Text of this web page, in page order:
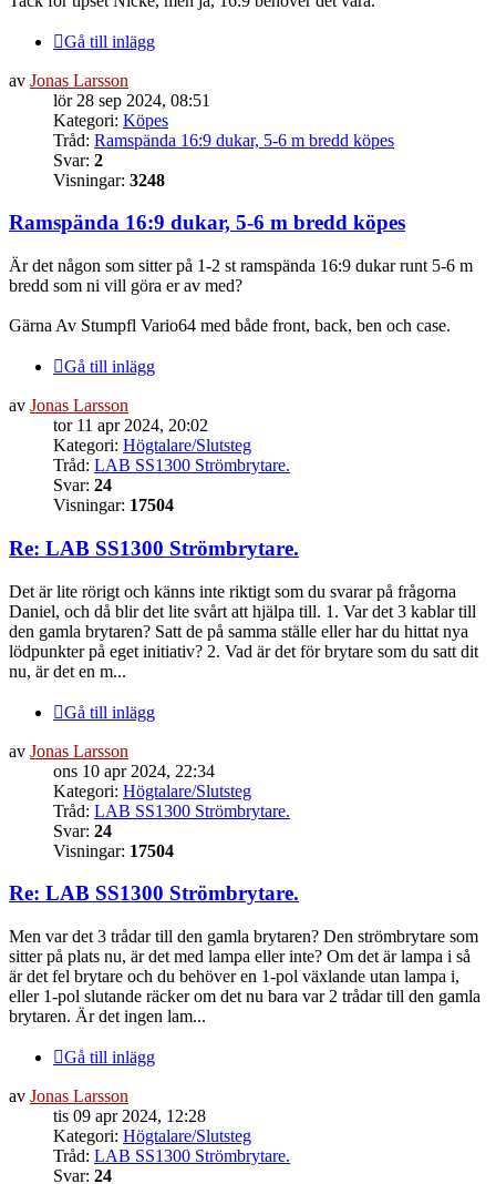
Gå till inlägg
av Jonas Larsson
lör 28 sep 2024, 08:51
Kategori: Köpes
Tråd: Ramspända 16:9 dukar, 5-6 m bredd köpes
Svar: 2
Visningar: 3248
Ramspända 16:9 dukar, 5-6 m bredd köpes
Är det någon som sitter på 1-2 st ramspända 16:9 dukar runt 5-6 m
bredd som ni vill göra er av med?
Gärna Av Stumpfl Vario64 med både front, back, ben och case.
Gå till inlägg
av Jonas Larsson
tor 11 apr 2024, 20:02
Kategori: Högtalare/Slutsteg
Tråd: LAB SS1300 Strömbrytare.
Svar: 24
Visningar: 17504
Re: LAB SS1300 Strömbrytare.
Det är lite rörigt och känns inte riktigt som du svarar på frågorna
Daniel, och då blir det lite svårt att hjälpa till. 1. Var det 3 kablar till
den gamla brytaren? Satt de på samma ställe eller har du hittat nya
lödpunkter på eget initiativ? 2. Vad är det för brytare som du satt dit
nu, är det en m...
Gå till inlägg
av Jonas Larsson
ons 10 apr 2024, 22:34
Kategori: Högtalare/Slutsteg
Tråd: LAB SS1300 Strömbrytare.
Svar: 24
Visningar: 17504
Re: LAB SS1300 Strömbrytare.
Men var det 3 trådar till den gamla brytaren? Den strömbrytare som
sitter på plats nu, är det med lampa eller inte? Om det är lampa i så
är det fel brytare och du behöver en 1-pol växlande utan lampa i,
eller 1-pol slutande räcker om det nu bara var 2 trådar till den gamla
brytaren. Är det ingen lam...
Gå till inlägg
av Jonas Larsson
tis 09 apr 2024, 12:28
Kategori: Högtalare/Slutsteg
Tråd: LAB SS1300 Strömbrytare.
Svar: 24